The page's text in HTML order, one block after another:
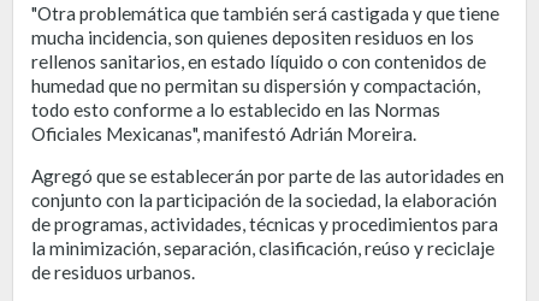
"Otra problemática que también será castigada y que tiene
mucha incidencia, son quienes depositen residuos en los
rellenos sanitarios, en estado líquido o con contenidos de
humedad que no permitan su dispersión y compactación,
todo esto conforme a lo establecido en las Normas
Oficiales Mexicanas", manifestó Adrián Moreira.
Agregó que se establecerán por parte de las autoridades en
conjunto con la participación de la sociedad, la elaboración
de programas, actividades, técnicas y procedimientos para
la minimización, separación, clasificación, reúso y reciclaje
de residuos urbanos.